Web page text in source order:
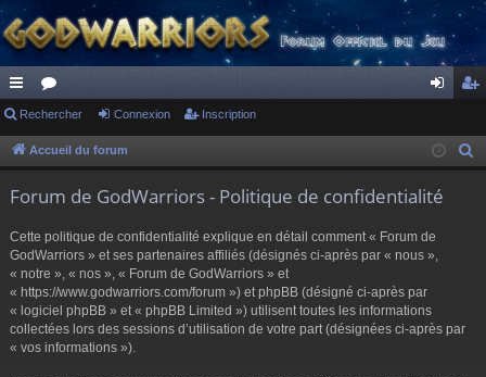
ac
co
s
or
u ne cri
Rechercher Connexion Inscription
Accueil du forum
Forum de GodWarriors - Politique de confidentialité
Cette politique de confidentialité explique en détail comment « Forum de
GodWarriors » et ses partenaires affiliés (désignés ci-après par « nous »,
« notre », « nos », « Forum de GodWarriors » et
« https://www.godwarriors.com/forum ») et phpBB (désigné ci-après par
« logiciel phpBB » et « phpBB Limited ») utilisent toutes les informations
collectées lors des sessions d’utilisation de votre part (désignées ci-après par
« vos informations »).